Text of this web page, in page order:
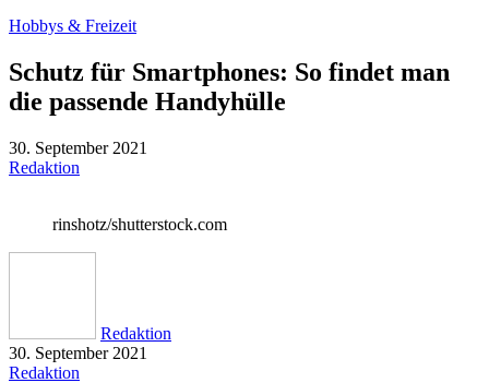
Hobbys & Freizeit
Schutz für Smartphones: So findet man
die passende Handyhülle
30. September 2021
Redaktion
rinshotz/shutterstock.com
Redaktion
30. September 2021
Redaktion